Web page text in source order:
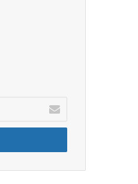
بريدك
الإلكتروني